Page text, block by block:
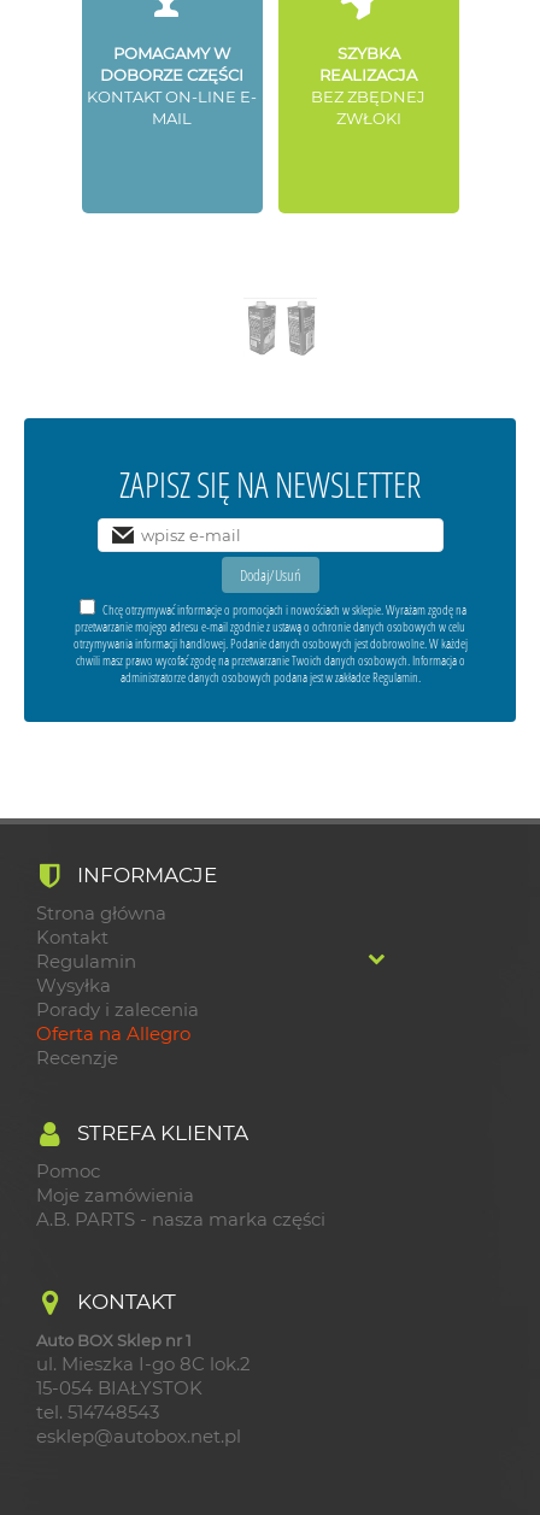
POMAGAMY W
DOBORZE CZĘŚCI
KONTAKT ON-LINE E-
MAIL
SZYBKA
REALIZACJA
BEZ ZBĘDNEJ
ZWŁOKI
ZAPISZ SIĘ NA NEWSLETTER
Chcę otrzymywać informacje o promocjach i nowościach w sklepie. Wyrażam zgodę na
przetwarzanie mojego adresu e-mail zgodnie z ustawą o ochronie danych osobowych w celu
otrzymywania informacji handlowej. Podanie danych osobowych jest dobrowolne. W każdej
chwili masz prawo wycofać zgodę na przetwarzanie Twoich danych osobowych. Informacja o
administratorze danych osobowych podana jest w zakładce Regulamin.
INFORMACJE
Strona główna
Kontakt
Regulamin
Wysyłka
Porady i zalecenia
Oferta na Allegro
Recenzje
STREFA KLIENTA
Pomoc
Moje zamówienia
A.B. PARTS - nasza marka części
KONTAKT
Auto BOX Sklep nr 1
ul. Mieszka I-go 8C lok.2
15-054 BIAŁYSTOK
tel. 514748543
esklep@autobox.net.pl